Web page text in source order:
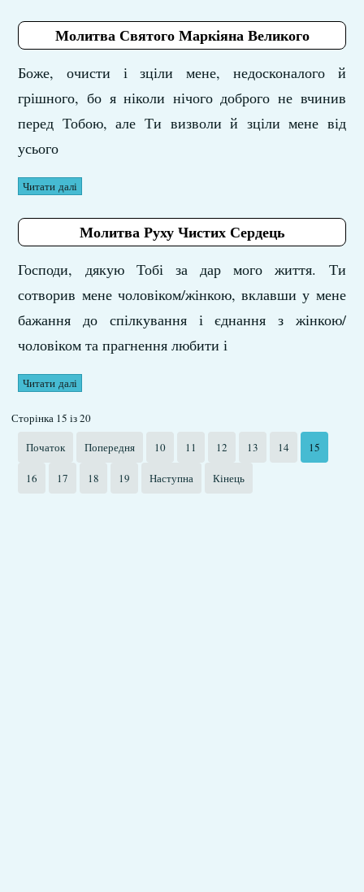
Молитва Святого Маркіяна Великого
Боже, очисти і зціли мене, недосконалого й
грішного, бо я ніколи нічого доброго не вчинив
перед Тобою, але Ти визволи й зціли мене від
усього
Читати далі
Молитва Руху Чистих Сердець
Господи, дякую Тобі за дар мого життя. Ти
сотворив мене чоловіком/жінкою, вклавши у мене
бажання до спілкування і єднання з жінкою/
чоловіком та прагнення любити і
Читати далі
Сторінка 15 із 20
Початок
Попередня 10 11 12 13 14 15
16 17 18 19 Наступна Кінець